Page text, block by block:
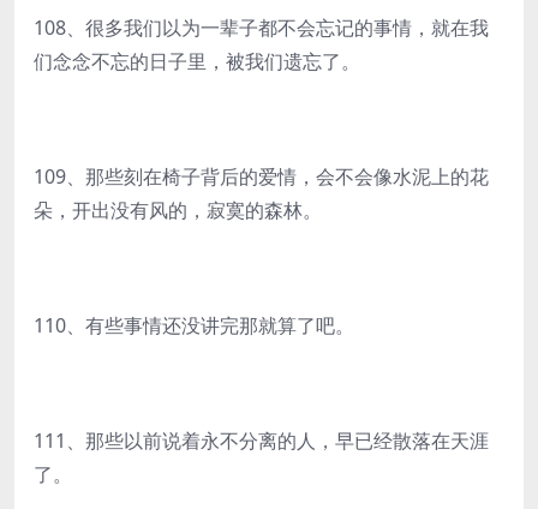
108、很多我们以为一辈子都不会忘记的事情，就在我
们念念不忘的日子里，被我们遗忘了。
109、那些刻在椅子背后的爱情，会不会像水泥上的花
朵，开出没有风的，寂寞的森林。
110、有些事情还没讲完那就算了吧。
111、那些以前说着永不分离的人，早已经散落在天涯
了。